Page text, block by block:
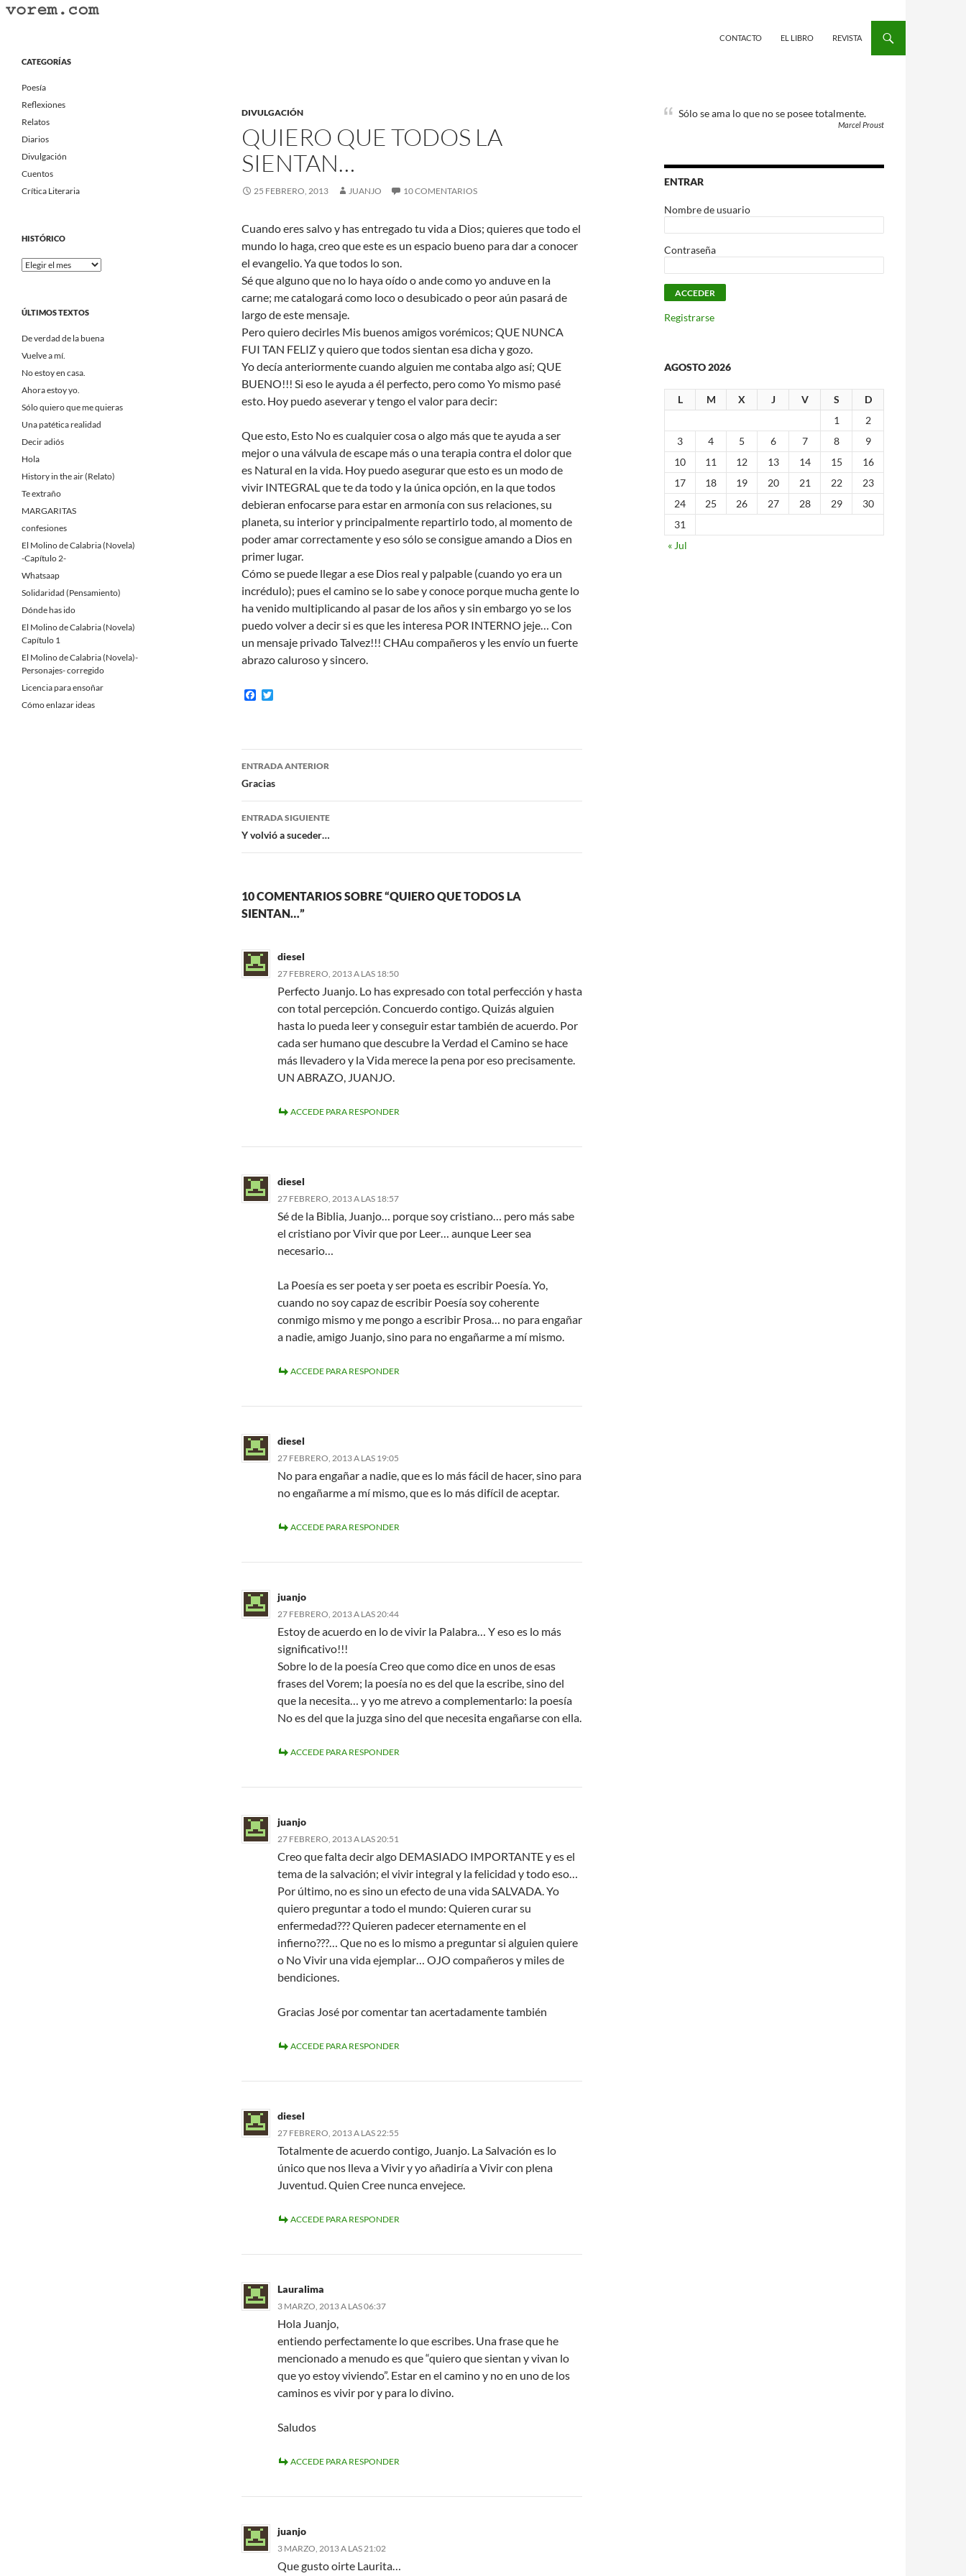
Saltar
CONTACTO EL LIBRO REVISTA
DIVULGACIÓN
QUIERO QUE TODOS LA
SIENTAN…
25 FEBRERO, 2013 JUANJO 10 COMENTARIOS
Cuando eres salvo y has entregado tu vida a Dios; quieres que todo el
mundo lo haga, creo que este es un espacio bueno para dar a conocer
el evangelio. Ya que todos lo son.
Sé que alguno que no lo haya oído o ande como yo anduve en la
carne; me catalogará como loco o desubicado o peor aún pasará de
largo de este mensaje.
Pero quiero decirles Mis buenos amigos vorémicos; QUE NUNCA
FUI TAN FELIZ y quiero que todos sientan esa dicha y gozo.
Yo decía anteriormente cuando alguien me contaba algo así; QUE
BUENO!!! Si eso le ayuda a él perfecto, pero como Yo mismo pasé
esto. Hoy puedo aseverar y tengo el valor para decir:
Que esto, Esto No es cualquier cosa o algo más que te ayuda a ser
mejor o una válvula de escape más o una terapia contra el dolor que
es Natural en la vida. Hoy puedo asegurar que esto es un modo de
vivir INTEGRAL que te da todo y la única opción, en la que todos
debieran enfocarse para estar en armonía con sus relaciones, su
planeta, su interior y principalmente repartirlo todo, al momento de
poder amar correctamente y eso sólo se consigue amando a Dios en
primer lugar.
Cómo se puede llegar a ese Dios real y palpable (cuando yo era un
incrédulo); pues el camino se lo sabe y conoce porque mucha gente lo
ha venido multiplicando al pasar de los años y sin embargo yo se los
puedo volver a decir si es que les interesa POR INTERNO jeje… Con
un mensaje privado Talvez!!! CHAu compañeros y les envío un fuerte
abrazo caluroso y sincero.
F
o
o
e
r
Navegación
de
entradas
ENTRADA ANTERIOR
Gracias
ENTRADA SIGUIENTE
Y volvió a suceder…
10 COMENTARIOS SOBRE “QUIERO QUE TODOS LA
SIENTAN…”
diesel
27 FEBRERO, 2013 A LAS 18:50
Perfecto Juanjo. Lo has expresado con total perfección y hasta
con total percepción. Concuerdo contigo. Quizás alguien
hasta lo pueda leer y conseguir estar también de acuerdo. Por
cada ser humano que descubre la Verdad el Camino se hace
más llevadero y la Vida merece la pena por eso precisamente.
UN ABRAZO, JUANJO.
ACCEDE PARA RESPONDER
diesel
27 FEBRERO, 2013 A LAS 18:57
Sé de la Biblia, Juanjo… porque soy cristiano… pero más sabe
el cristiano por Vivir que por Leer… aunque Leer sea
necesario…
La Poesía es ser poeta y ser poeta es escribir Poesía. Yo,
cuando no soy capaz de escribir Poesía soy coherente
conmigo mismo y me pongo a escribir Prosa… no para engañar
a nadie, amigo Juanjo, sino para no engañarme a mí mismo.
ACCEDE PARA RESPONDER
diesel
27 FEBRERO, 2013 A LAS 19:05
No para engañar a nadie, que es lo más fácil de hacer, sino para
no engañarme a mí mismo, que es lo más difícil de aceptar.
ACCEDE PARA RESPONDER
juanjo
27 FEBRERO, 2013 A LAS 20:44
Estoy de acuerdo en lo de vivir la Palabra… Y eso es lo más
significativo!!!
Sobre lo de la poesía Creo que como dice en unos de esas
frases del Vorem; la poesía no es del que la escribe, sino del
que la necesita… y yo me atrevo a complementarlo: la poesía
No es del que la juzga sino del que necesita engañarse con ella.
ACCEDE PARA RESPONDER
juanjo
27 FEBRERO, 2013 A LAS 20:51
Creo que falta decir algo DEMASIADO IMPORTANTE y es el
tema de la salvación; el vivir integral y la felicidad y todo eso…
Por último, no es sino un efecto de una vida SALVADA. Yo
quiero preguntar a todo el mundo: Quieren curar su
enfermedad??? Quieren padecer eternamente en el
infierno???… Que no es lo mismo a preguntar si alguien quiere
o No Vivir una vida ejemplar… OJO compañeros y miles de
bendiciones.
Gracias José por comentar tan acertadamente también
ACCEDE PARA RESPONDER
diesel
27 FEBRERO, 2013 A LAS 22:55
Totalmente de acuerdo contigo, Juanjo. La Salvación es lo
único que nos lleva a Vivir y yo añadiría a Vivir con plena
Juventud. Quien Cree nunca envejece.
ACCEDE PARA RESPONDER
Lauralima
3 MARZO, 2013 A LAS 06:37
Hola Juanjo,
entiendo perfectamente lo que escribes. Una frase que he
mencionado a menudo es que “quiero que sientan y vivan lo
que yo estoy viviendo”. Estar en el camino y no en uno de los
caminos es vivir por y para lo divino.
Saludos
ACCEDE PARA RESPONDER
juanjo
3 MARZO, 2013 A LAS 21:02
Que gusto oirte Laurita…
Sólo se ama lo que no se posee totalmente.
Marcel Proust
ENTRAR
Nombre de usuario
Contraseña
Registrarse
AGOSTO 2026
L M X J V S
D
1
2
3
4 5 6 7 8
9
10
11 12 13 14 15
16
17
18 19 20 21 22
23
24
25 26 27 28 29
30
31
« Jul
Portal Literario Independiente
CATEGORÍAS
Poesía
Reflexiones
Relatos
Diarios
Divulgación
Cuentos
Crítica Literaria
HISTÓRICO
Histórico
ÚLTIMOS TEXTOS
De verdad de la buena
Vuelve a mí.
No estoy en casa.
Ahora estoy yo.
Sólo quiero que me quieras
Una patética realidad
Decir adiós
Hola
History in the air (Relato)
Te extraño
MARGARITAS
confesiones
El Molino de Calabria (Novela)
-Capítulo 2-
Whatsaap
Solidaridad (Pensamiento)
Dónde has ido
El Molino de Calabria (Novela)
Capítulo 1
El Molino de Calabria (Novela)-
Personajes- corregido
Licencia para ensoñar
Cómo enlazar ideas